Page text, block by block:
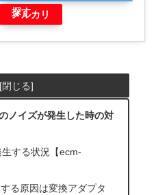
探す
メルカリ
ノイズが発生した時の対
する状況【ecm-
る原因は変換アダプタ